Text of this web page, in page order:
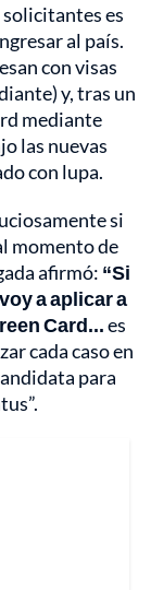
es
al país.
con visas
y, tras un
mediante
las nuevas
con lupa.
si
momento de
afirmó: “Si
a aplicar a
Card...es
cada caso en
para